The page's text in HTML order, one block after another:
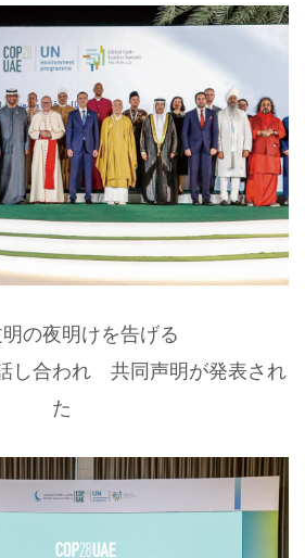
の夜明けを告げる
し合われ 共同声明が発表され
た